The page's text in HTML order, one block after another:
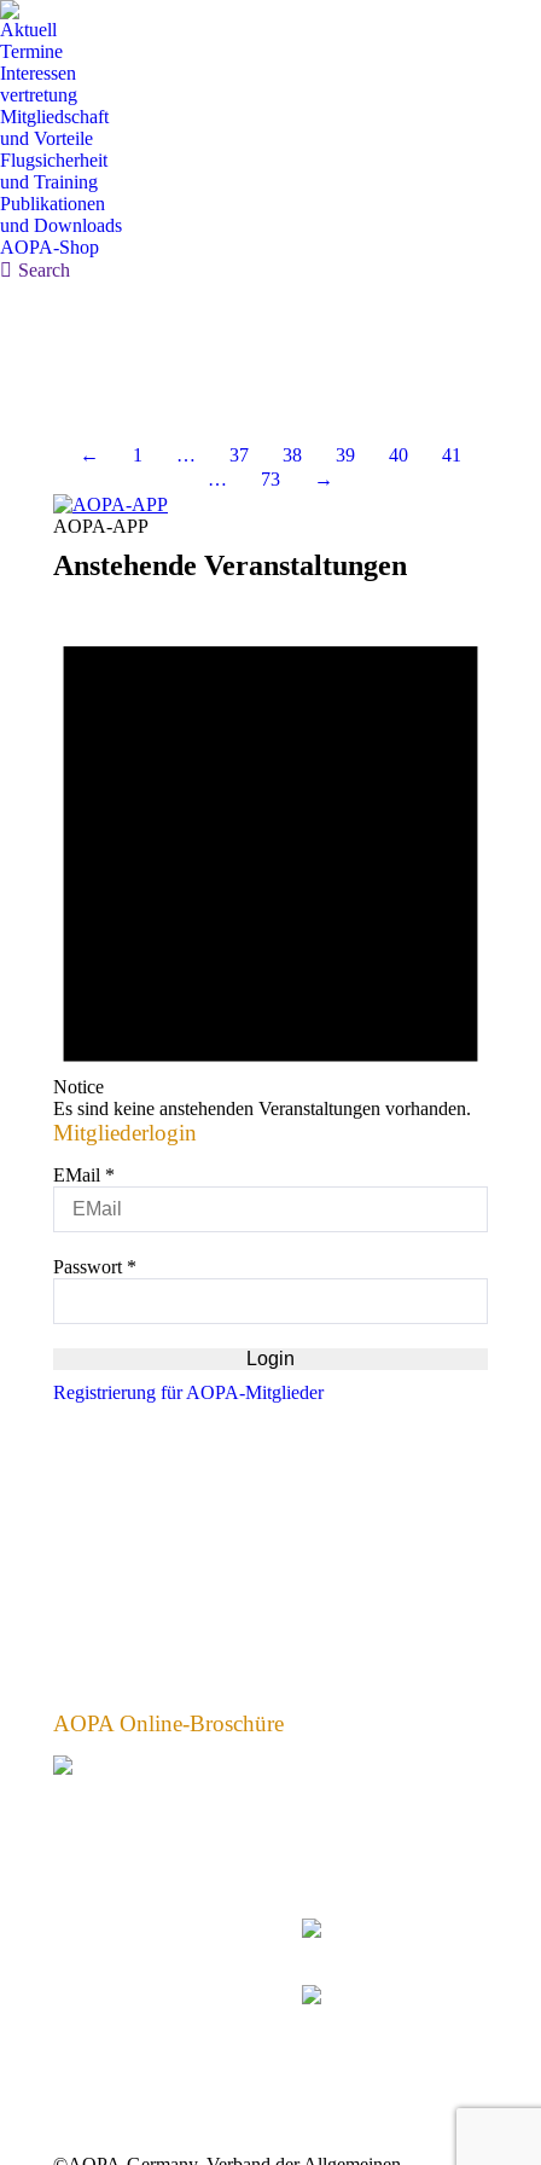
Aktuell
Termine
Interessen
vertretung
Mitgliedschaft
und Vorteile
Flugsicherheit
und Training
Publikationen
und Downloads
AOPA-Shop
Search:
Search
← 1 … 37 38 39 40
41
…
73 →
AOPA-APP
Anstehende Veranstaltungen
Notice
Es sind keine anstehenden Veranstaltungen vorhanden.
Mitgliederlogin
EMail *
Passwort *
Registrierung für AOPA-Mitglieder
AOPA Online-Broschüre